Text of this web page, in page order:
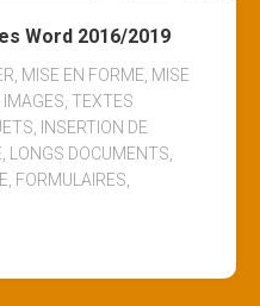
Word 2016/2019
MISE EN FORME, MISE
IMAGES, TEXTES
INSERTION DE
LONGS DOCUMENTS,
FORMULAIRES,